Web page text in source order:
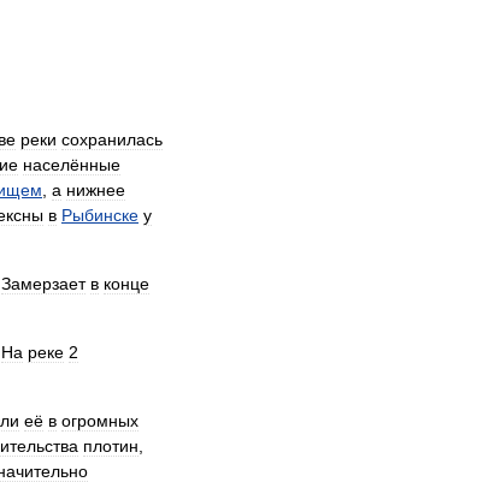
реки сохранилась
населённые
а нижнее
в Рыбинске у
Замерзает в конце
На реке 2
её в огромных
плотин